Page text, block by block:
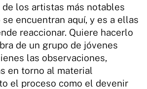
los artistas más notables
encuentran aquí, y es a ellas
reaccionar. Quiere hacerlo
de un grupo de jóvenes
las observaciones,
en torno al material
el proceso como el devenir